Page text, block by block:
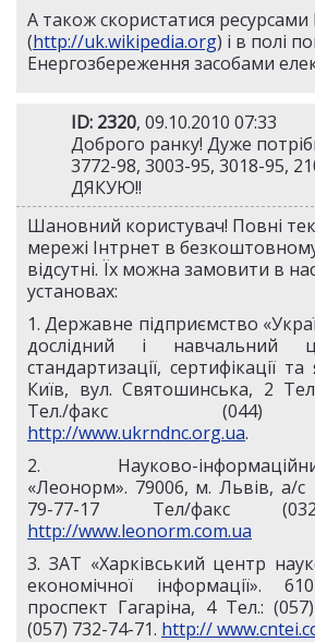
А також скористатися ресурсами
(http://uk.wikipedia.org) і в полі
Енергозбереження засобами
ID: 2320, 09.10.2010 07:33
Доброго ранку! Дуже
3772-98, 3003-95, 3018-95,
ДЯКУЮ!!
Шановний користувач! Повні
мережі Інтрнет в
відсутні. Їх можна замовити в
установах:
1. Державне підприємство
дослідний і навчальний
стандартизації, сертифікації
Київ, вул. Святошинська, 2
Тел./факс (044)
http://www.ukrndnc.org.ua.
2. Науково-
«Леонорм». 79006, м. Львів, а/с
79-77-17 Тел/факс
http://www.leonorm.com.ua
3. ЗАТ «Харківський центр
економічної інформації».
проспект Гагаріна, 4 Тел.:
(057) 732-74-71. http://